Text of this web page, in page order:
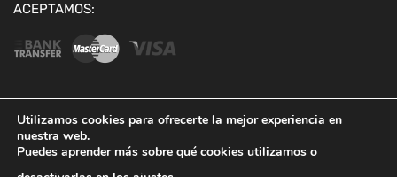
ACEPTAMOS:
Utilizamos cookies para ofrecerte la mejor experiencia en
nuestra web.
Puedes aprender más sobre qué cookies utilizamos o